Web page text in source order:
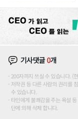
기사댓글0개
200자까지 쓰실 수 있습니다.
저작권 등 다른 사람의 권리를
수 있습니다.
타인에게 불쾌감을 주는 욕설
단에 의해 삭제 합니다.